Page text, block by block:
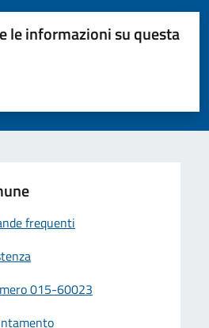
le informazioni su questa
stelle su 5
su 5
5
frequenti
015-60023